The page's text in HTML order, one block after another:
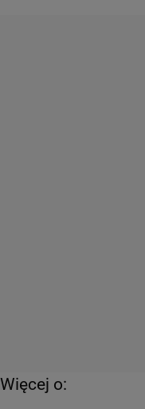
Więcej o: